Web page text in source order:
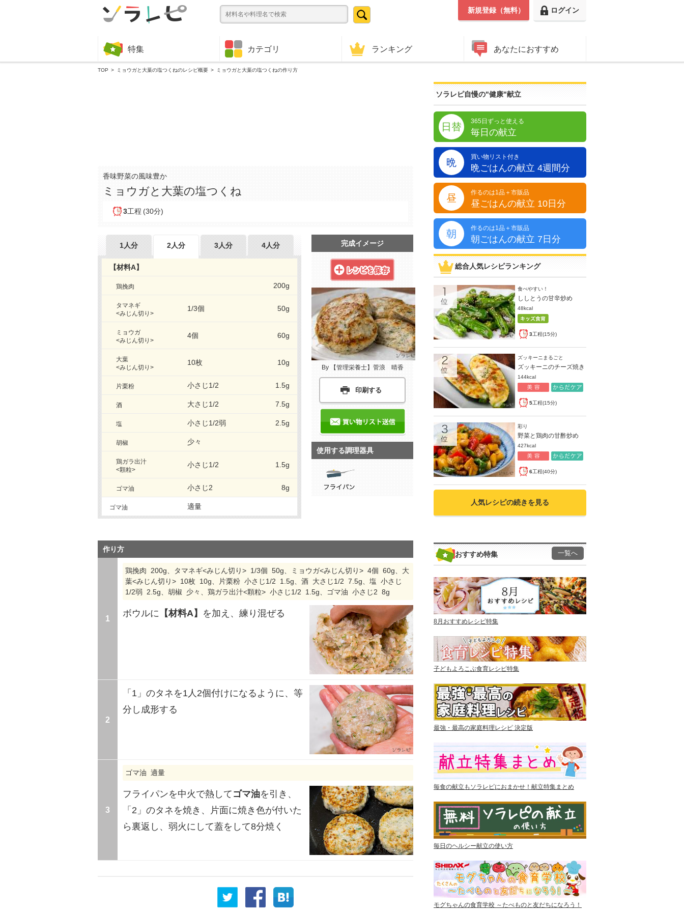
ログイン
新規登録（無料）
特集 カテゴリ ランキング あなたにおすすめ
TOP ミョウガと大葉の塩つくねのレシピ概要 ミョウガと大葉の塩つくねの作り方
香味野菜の風味豊か
ミョウガと大葉の塩つくね
3工程 (30分)
1人分 2人分 3人分 4人分
【材料A】
鶏挽肉 200g
タマネギ
<みじん切り>
1/3個 50g
ミョウガ
<みじん切り>
4個 60g
大葉
<みじん切り>
10枚 10g
片栗粉 小さじ1/2 1.5g
酒 大さじ1/2 7.5g
塩 小さじ1/2弱 2.5g
胡椒 少々
鶏ガラ出汁
<顆粒>
小さじ1/2 1.5g
ゴマ油 小さじ2 8g
ゴマ油 適量
完成イメージ
By 【管理栄養士】菅浪 晴香
印刷する
使用する調理器具
作り方
1
鶏挽肉 200g、タマネギ<みじん切り> 1/3個 50g、ミョウガ<みじん切り> 4個 60g、大
葉<みじん切り> 10枚 10g、片栗粉 小さじ1/2 1.5g、酒 大さじ1/2 7.5g、塩 小さじ
1/2弱 2.5g、胡椒 少々、鶏ガラ出汁<顆粒> 小さじ1/2 1.5g、ゴマ油 小さじ2 8g
ボウルに 【材料A】 を加え、練り混ぜる
2
「1」のタネを1人2個付けになるように、等
分し成形する
3
ゴマ油 適量
フライパンを中火で熱して ゴマ油を引き、
「2」のタネを焼き、片面に焼き色が付いた
ら裏返し、弱火にして蓋をして8分焼く
ソラレピ自慢の"健康"献立
日替 365日ずっと使える
毎日の献立
晩 買い物リスト付き
晩ごはんの献立 4週間分
昼 作るのは1品＋市販品
昼ごはんの献立 10日分
朝 作るのは1品＋市販品
朝ごはんの献立 7日分
総合人気レシピランキング
食べやすい！
ししとうの甘辛炒め
48kcal
3工程(15分)
ズッキーニまるごと
ズッキーニのチーズ焼き
144kcal
5工程(15分)
彩り
野菜と鶏肉の甘酢炒め
427kcal
6工程(40分)
人気レシピの続きを見る
おすすめ特集 一覧へ
8月おすすめレシピ特集
子どもよろこぶ食育レシピ特集
最強・最高の家庭料理レシピ 決定版
毎食の献立もソラレピにおまかせ！献立特集まとめ
毎日のヘルシー献立の使い方
モグちゃんの食育学校 ～たべものと友だちになろう！